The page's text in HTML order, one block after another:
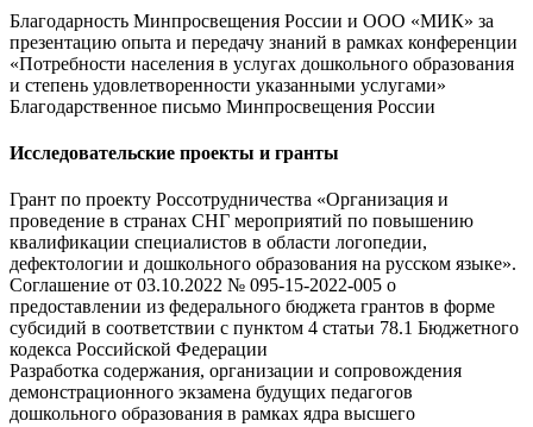
Благодарность Минпросвещения России и ООО «МИК» за
презентацию опыта и передачу знаний в рамках конференции
«Потребности населения в услугах дошкольного образования
и степень удовлетворенности указанными услугами»
Благодарственное письмо Минпросвещения России
Исследовательские проекты и гранты
Грант по проекту Россотрудничества «Организация и
проведение в странах СНГ мероприятий по повышению
квалификации специалистов в области логопедии,
дефектологии и дошкольного образования на русском языке».
Соглашение от 03.10.2022 № 095-15-2022-005 о
предоставлении из федерального бюджета грантов в форме
субсидий в соответствии с пунктом 4 статьи 78.1 Бюджетного
кодекса Российской Федерации
Разработка содержания, организации и сопровождения
демонстрационного экзамена будущих педагогов
дошкольного образования в рамках ядра высшего